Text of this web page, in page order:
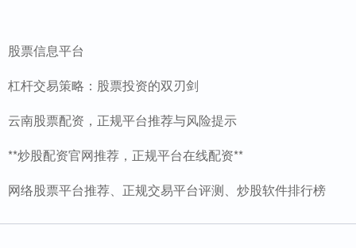
股票信息平台
杠杆交易策略：股票投资的双刃剑
云南股票配资，正规平台推荐与风险提示
**炒股配资官网推荐，正规平台在线配资**
网络股票平台推荐、正规交易平台评测、炒股软件排行榜